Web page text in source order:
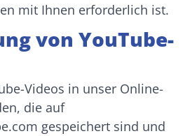
mit Ihnen erforderlich ist.
von YouTube-
Videos in unser Online-
die auf
gespeichert sind und